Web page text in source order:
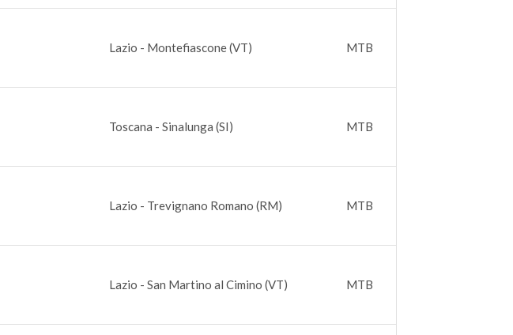
Lazio - Montefiascone (VT) MTB
Toscana - Sinalunga (SI) MTB
Lazio - Trevignano Romano (RM) MTB
Lazio - San Martino al Cimino (VT) MTB